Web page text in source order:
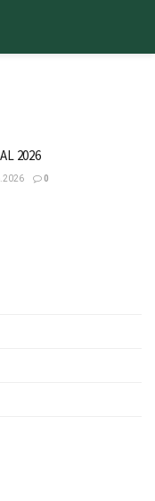
2026
0